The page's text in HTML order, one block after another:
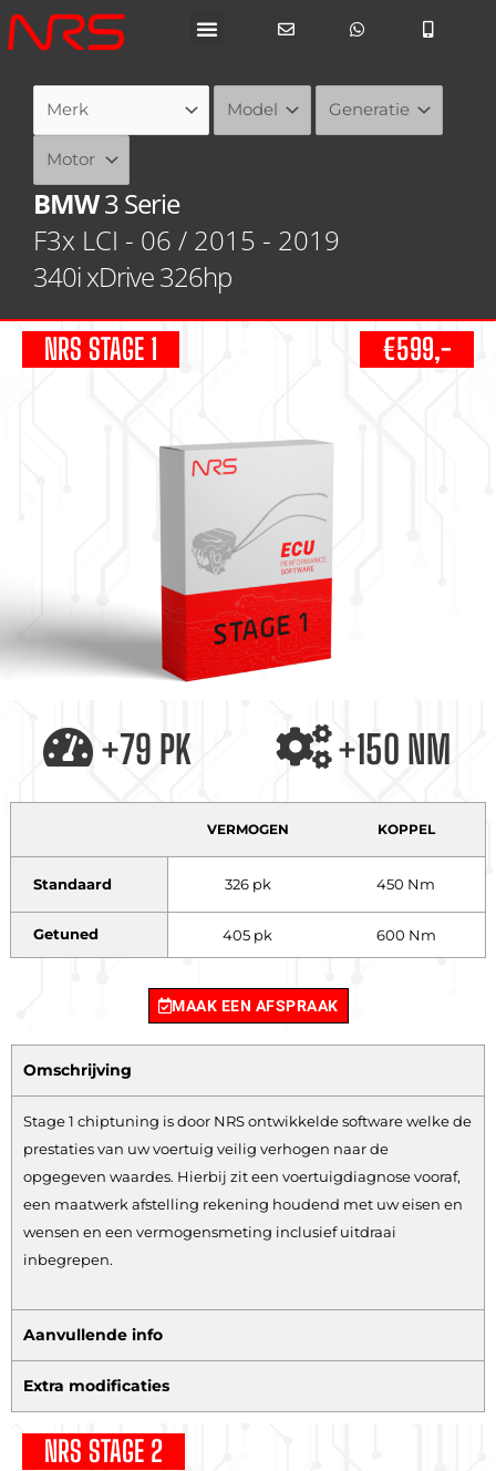
Ga
naar
BMW3 Serie
F3x LCI - 06 / 2015 - 2019
340i xDrive 326hp
NRS STAGE 1 €599,-
+79 PK +150 NM
VERMOGEN KOPPEL
Standaard 326 pk 450 Nm
Getuned 405 pk 600 Nm
MAAK EEN AFSPRAAK
Omschrijving
Stage 1 chiptuning is door NRS ontwikkelde software welke de
prestaties van uw voertuig veilig verhogen naar de
opgegeven waardes. Hierbij zit een voertuigdiagnose vooraf,
een maatwerk afstelling rekening houdend met uw eisen en
wensen en een vermogensmeting inclusief uitdraai
inbegrepen.
Aanvullende info
Extra modificaties
NRS STAGE 2